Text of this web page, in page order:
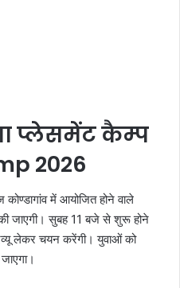
प्लेसमेंट कैम्प
2026
में आयोजित होने वाले
जाएगी। सुबह 11 बजे से शुरू होने
लेकर चयन करेंगी। युवाओं को